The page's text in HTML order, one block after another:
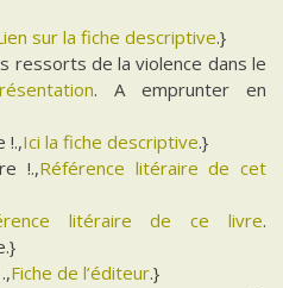
sur la fiche descriptive.}
ressorts de la violence dans le
. A emprunter en
!.,Ici la fiche descriptive.}
!.,Référence litéraire de cet
litéraire de ce livre.
Fiche de l’éditeur.}